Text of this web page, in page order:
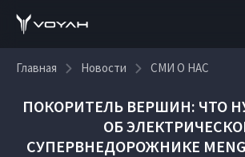
Главная Новости СМИ О НАС
ПОКОРИТЕЛЬ ВЕРШИН: ЧТО
ОБ
СУПЕРВНЕДОРОЖНИКЕ